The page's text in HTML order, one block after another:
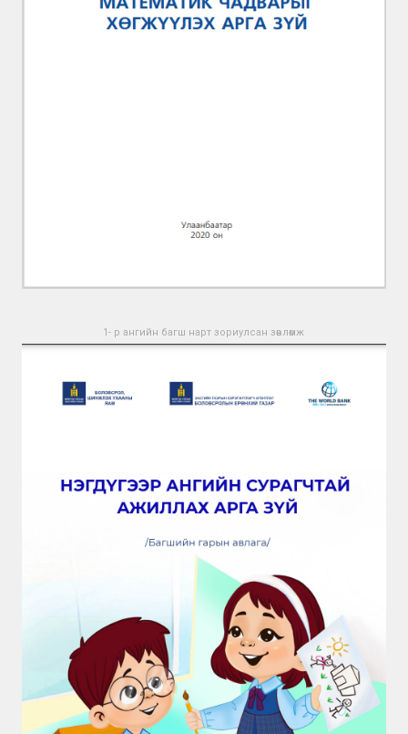
1- р ангийн багш нарт зориулсан зөвлөмж